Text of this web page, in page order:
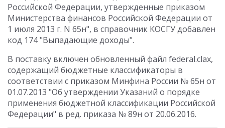
Российской Федерации, утвержденные приказом
Министерства финансов Российской Федерации от
1 июля 2013 г. N 65н", в справочник КОСГУ добавлен
код 174 "Выпадающие доходы".
В поставку включен обновленный файл federal.clax,
содержащий бюджетные классификаторы в
соответствии с приказом Минфина России № 65н от
01.07.2013 "Об утверждении Указаний о порядке
применения бюджетной классификации Российской
Федерации" в ред. приказа № 89н от 20.06.2016.